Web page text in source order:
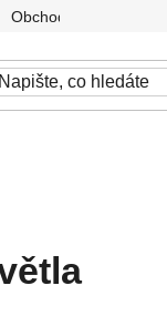
Obchodní podmínky